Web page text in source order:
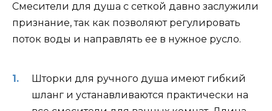
Смесители для душа с сеткой давно заслужили
признание, так как позволяют регулировать
поток воды и направлять ее в нужное русло.
Шторки для ручного душа имеют гибкий
шланг и устанавливаются практически на